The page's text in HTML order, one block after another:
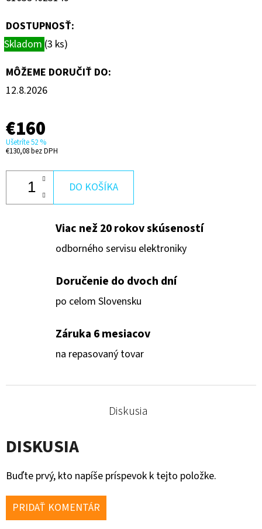
DOSTUPNOSŤ:
Skladom (3 ks)
MÔŽEME DORUČIŤ DO:
12.8.2026
€160
Ušetríte 52 %
€130,08 bez DPH
DO KOŠÍKA
Viac než 20 rokov skúseností
odborného servisu elektroniky
Doručenie do dvoch dní
po celom Slovensku
Záruka 6 mesiacov
na repasovaný tovar
Diskusia
DISKUSIA
Buďte prvý, kto napíše príspevok k tejto položke.
PRIDAŤ KOMENTÁR